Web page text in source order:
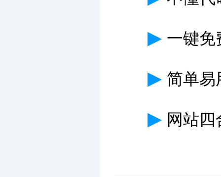
▶ 一键免
▶ 简单易
▶ 网站四